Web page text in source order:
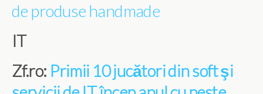
de produse handmade
IT
Zf.ro: Primii 10 jucători din soft şi